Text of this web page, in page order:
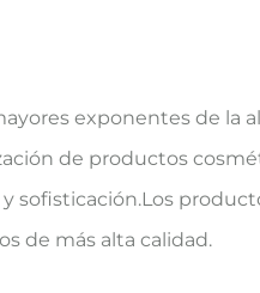
exponentes de la
de productos
sofisticación.Los
de más alta calidad.